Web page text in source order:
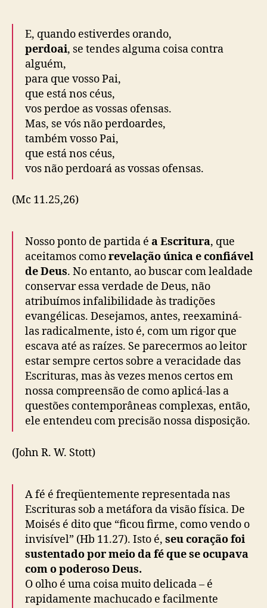
E, quando estiverdes orando,
perdoai, se tendes alguma coisa contra
alguém,
para que vosso Pai,
que está nos céus,
vos perdoe as vossas ofensas.
Mas, se vós não perdoardes,
também vosso Pai,
que está nos céus,
vos não perdoará as vossas ofensas.
(Mc 11.25,26)
Nosso ponto de partida é a Escritura, que
aceitamos comorevelação única e confiável
de Deus. No entanto, ao buscar com lealdade
conservar essa verdade de Deus, não
atribuímos infalibilidade às tradições
evangélicas. Desejamos, antes, reexaminá-
las radicalmente, isto é, com um rigor que
escava até as raízes. Se parecermos ao leitor
estar sempre certos sobre a veracidade das
Escrituras, mas às vezes menos certos em
nossa compreensão de como aplicá-las a
questões contemporâneas complexas, então,
ele entendeu com precisão nossa disposição.
(John R. W. Stott)
A fé é freqüentemente representada nas
Escrituras sob a metáfora da visão física. De
Moisés é dito que “ficou firme, como vendo o
invisível” (Hb 11.27). Isto é, seu coração foi
sustentado por meio da fé que se ocupava
com o poderoso Deus.
O olho é uma coisa muito delicada – é
rapidamente machucado e facilmente